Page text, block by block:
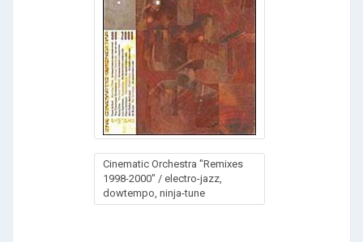
Cinematic Orchestra "Remixes
1998-2000" / electro-jazz,
dowtempo, ninja-tune